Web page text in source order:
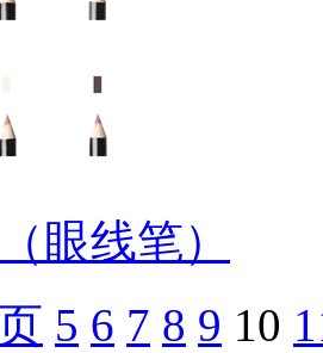
眼线笔）
5 6 7 8 9 10